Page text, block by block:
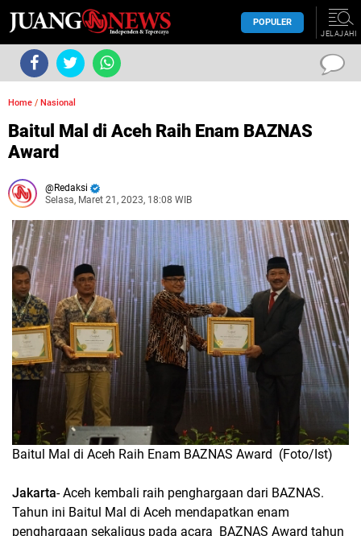
POPULER
JELAJAHI
Home / Nasional
Baitul Mal di Aceh Raih Enam BAZNAS
Award
Redaksi
Selasa, Maret 21, 2023, 18:08 WIB
Baitul Mal di Aceh Raih Enam BAZNAS Award (Foto/Ist)
Jakarta- Aceh kembali raih penghargaan dari BAZNAS.
Tahun ini Baitul Mal di Aceh mendapatkan enam
penghargaan sekaligus pada acara BAZNAS Award tahun